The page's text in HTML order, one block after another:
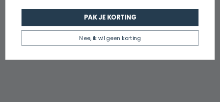
PAK JE KORTING
Nee, ik wil geen korting